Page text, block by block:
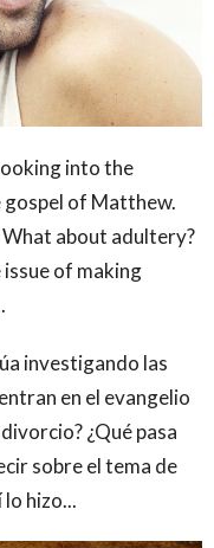
into the
gospel of Matthew.
about adultery?
of making
investigando las
en el evangelio
¿Qué pasa
sobre el tema de
hizo...